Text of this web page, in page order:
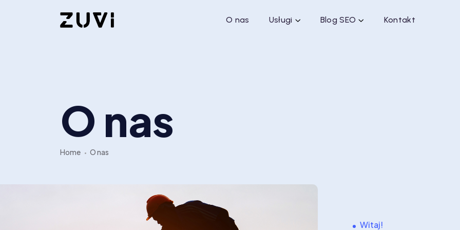
O nas Usługi Blog SEO Kontakt
O nas
Home O nas
Witaj!